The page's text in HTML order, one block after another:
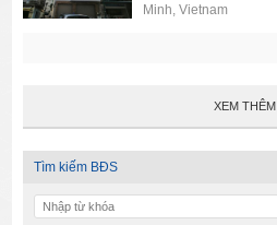
Minh, Vietnam
XEM THÊM
Tìm kiếm BĐS